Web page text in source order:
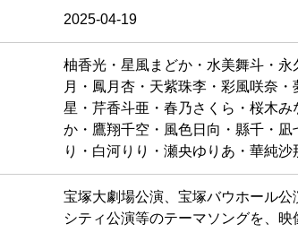
2025-04-19
柚香光・星風まどか・水美舞斗・
月・鳳月杏・天紫珠李・彩風咲奈
星・芹香斗亜・春乃さくら・桜木
か・鷹翔千空・風色日向・縣千・
り・白河りり・瀬央ゆりあ・華純沙
宝塚大劇場公演、宝塚バウホール
シティ公演等のテーマソングを、